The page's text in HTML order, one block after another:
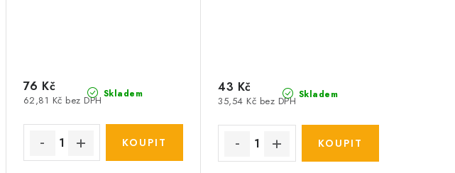
Skladem
62,81 Kč bez DPH
76 Kč Skladem
35,54 Kč bez DPH
43 Kč